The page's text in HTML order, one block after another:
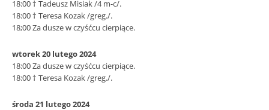
18:00 † Tadeusz Misiak /4 m-c/.
18:00 † Teresa Kozak /greg./.
18;00 Za dusze w czyśćcu cierpiące.
wtorek 20 lutego 2024
18:00 Za dusze w czyśćcu cierpiące.
18:00 † Teresa Kozak /greg./.
środa 21 lutego 2024